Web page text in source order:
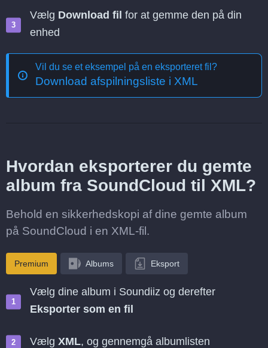
Vælg Download fil for at gemme den på din
enhed
Vil du se et eksempel på en eksporteret fil?
Download afspilningsliste i XML
Hvordan eksporterer du gemte
album fra SoundCloud til XML?
Behold en sikkerhedskopi af dine gemte album
på SoundCloud i en XML-fil.
Premium Albums Eksport
Vælg dine album i Soundiiz og derefter
Eksporter som en fil
Vælg XML, og gennemgå albumlisten